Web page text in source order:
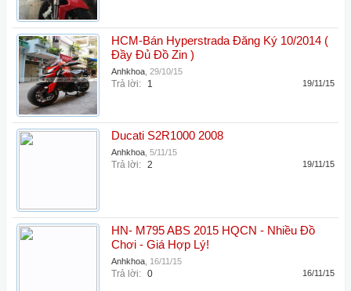
HCM-Bán Hyperstrada Đăng Ký 10/2014 (
Đầy Đủ Đồ Zin )
Anhkhoa 29/10/15
Trả lời: 1 19/11/15
Ducati S2R1000 2008
Anhkhoa 5/11/15
Trả lời: 2 19/11/15
HN- M795 ABS 2015 HQCN - Nhiều Đồ
Chơi - Giá Hợp Lý!
Anhkhoa 16/11/15
Trả lời: 0 16/11/15